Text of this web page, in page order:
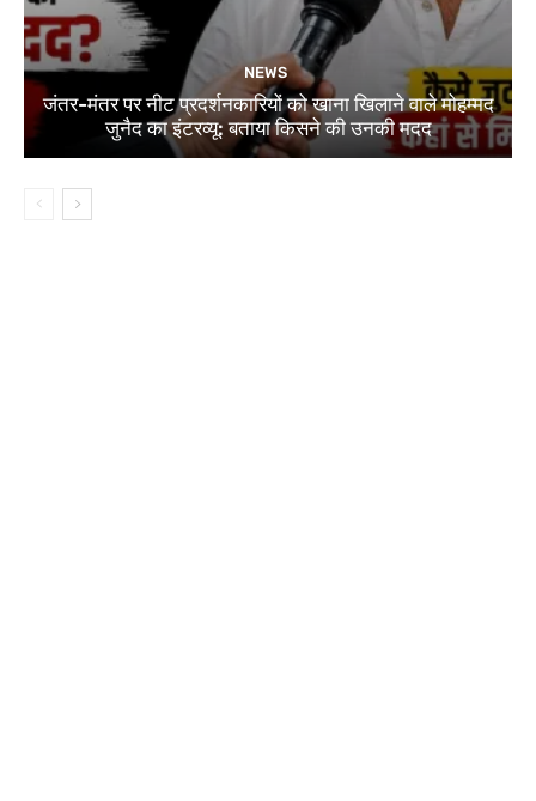
NEWS
जंतर-मंतर पर नीट प्रदर्शनकारियों को खाना खिलाने वाले मोहम्मद
जुनैद का इंटरव्यू: बताया किसने की उनकी मदद